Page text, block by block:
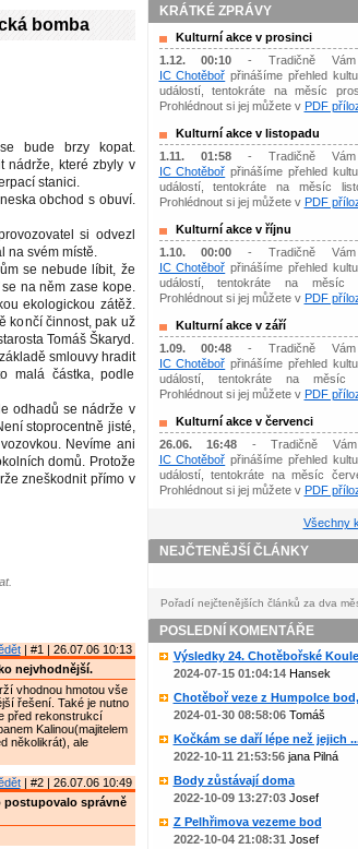
bomba
bude brzy kopat.
nádrže, které zbyly v
stanici.
obchod s obuví.
si odvezl
na svém místě.
se nebude líbit, že
na něm zase kope.
ekologickou zátěž.
končí činnost, pak už
Tomáš Škaryd.
smlouvy hradit
malá částka, podle
odhadů se nádrže v
stoprocentně jisté,
Nevíme ani
domů. Protože
zneškodnit přímo v
| #1 | 26.07.06 10:13
nejvhodnější.
vhodnou hmotou vše
řešení. Také je nutno
před rekonstrukcí
Kalinou(majitelem
několikrát), ale
| #2 | 26.07.06 10:49
postupovalo správně
KRÁTKÉ ZPRÁVY
Kulturní akce v prosinci
1.12. 00:10 - Tradičně
IC Chotěboř přinášíme přehled
událostí, tentokráte na měsíc
Prohlédnout si jej můžete v PDF
Kulturní akce v listopadu
1.11. 01:58- Tradičně
IC Chotěboř přinášíme přehled
událostí, tentokráte na měsíc
Prohlédnout si jej můžete v PDF
Kulturní akce v říjnu
1.10. 00:00 - Tradičně
IC Chotěboř přinášíme přehled
událostí, tentokráte na měsíc
Prohlédnout si jej můžete v PDF
Kulturní akce v září
1.09. 00:48 - Tradičně
IC Chotěboř přinášíme přehled
událostí, tentokráte na měsíc
Prohlédnout si jej můžete v PDF
Kulturní akce v červenci
26.06. 16:48 - Tradičně
IC Chotěboř přinášíme přehled
událostí, tentokráte na měsíc
Prohlédnout si jej můžete v PDF
Všechny
NEJČTENĚJŠÍ ČLÁNKY
Pořadí nejčtenějších článků za dva
POSLEDNÍ KOMENTÁŘE
Výsledky 24. Chotěbořské
2024-07-15 01:04:14Hansek
Chotěboř veze z Humpolce
2024-01-30 08:58:06Tomáš
Kočkám se daří lépe než jejich
2022-10-11 21:53:56jana Pilná
Body zůstávají doma
2022-10-09 13:27:03Josef
Z Pelhřimova vezeme bod
2022-10-04 21:08:31 Josef